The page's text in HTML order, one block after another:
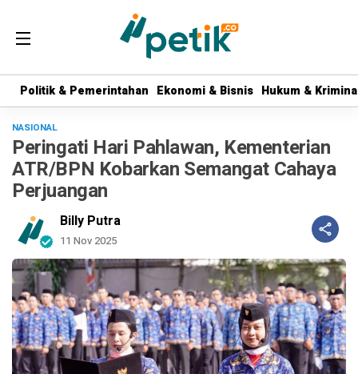
Politik & Pemerintahan Ekonomi & Bisnis Hukum &
Politik & Pemerintahan Ekonomi & Bisnis Hukum &
NASIONAL
Peringati Hari Pahlawan, Kementerian
ATR/BPN Kobarkan Semangat Cahaya
Perjuangan
Billy Putra
11 Nov 2025